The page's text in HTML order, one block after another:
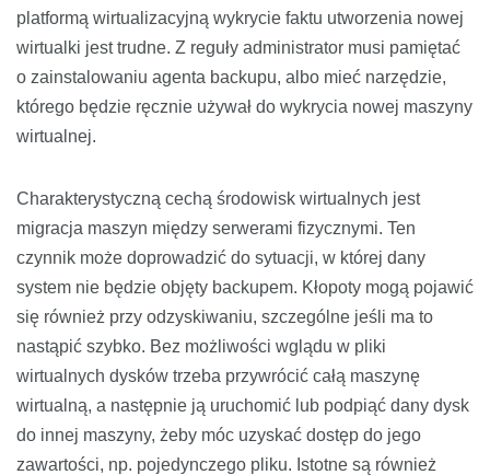
platformą wirtualizacyjną wykrycie faktu utworzenia nowej
wirtualki jest trudne. Z reguły administrator musi pamiętać
o zainstalowaniu agenta backupu, albo mieć narzędzie,
którego będzie ręcznie używał do wykrycia nowej maszyny
wirtualnej.
Charakterystyczną cechą środowisk wirtualnych jest
migracja maszyn między serwerami fizycznymi. Ten
czynnik może doprowadzić do sytuacji, w której dany
system nie będzie objęty backupem. Kłopoty mogą pojawić
się również przy odzyskiwaniu, szczególne jeśli ma to
nastąpić szybko. Bez możliwości wglądu w pliki
wirtualnych dysków trzeba przywrócić całą maszynę
wirtualną, a następnie ją uruchomić lub podpiąć dany dysk
do innej maszyny, żeby móc uzyskać dostęp do jego
zawartości, np. pojedynczego pliku. Istotne są również